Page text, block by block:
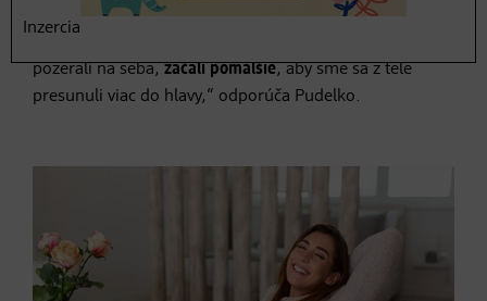
pomáha, ak čo možno najviac obmedzíme činnosti
pozerali na seba, začali pomalšie, aby sme sa z tele
presunuli viac do hlavy,“ odporúča Pudelko.
Inzercia